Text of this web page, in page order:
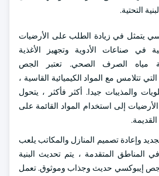
التحتية.
يتمثل في زيادة الطلب على الأرضيات
في صناعات الأدوية وتجهيز الأغذية
مياه الصرف الصحي. تعتبر الجص
تتلامس مع المواد الكيميائية القاسية ،
والمذيبات جيدا. أكثر فأكثر ، يتحول
إلى استخدام المواد القائمة على
وإعادة تصميم المنازل والمكاتب يلعب
المتقدمة ، يتم تحديث البنية
جص إيبوكسي حديث وجذاب وموثوق. تعمل